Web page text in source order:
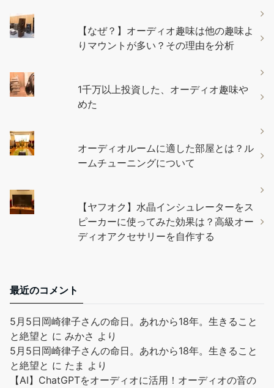
【なぜ？】オーディオ趣味は他の趣味よ
りマウントが多い？その理由を分析
1千万以上投資した、オーディオ趣味や
めた
オーディオルームに適した部屋とは？ル
ームチューニングについて
【ヤフオク】水晶インシュレーターをス
ピーカーに使ってみた効果は？高級オー
ディオアクセサリーを自作する
最近のコメント
5月5日岡崎律子さんの命日。あれから18年。生きること
と絶望と に みかさ より
5月5日岡崎律子さんの命日。あれから18年。生きること
と絶望と に たま より
【AI】ChatGPTをオーディオに活用！オーディオの音の